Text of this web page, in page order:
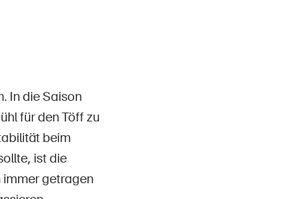
In die Saison
für den Töff zu
beim
ist die
immer getragen